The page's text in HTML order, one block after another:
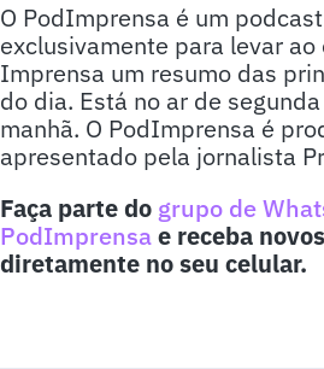
O PodImprensa é um
exclusivamente para levar
Imprensa um resumo das
do dia. Está no ar de
manhã. O PodImprensa é
apresentado pela jornalista
Faça parte do grupo de
PodImprensae receba
diretamente no seu celular.